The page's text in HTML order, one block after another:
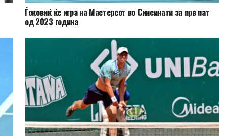
Ѓоковиќ ќе игра на Мастерсот во Синсинати за прв пат
од 2023 година